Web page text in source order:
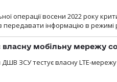
операції восени 2022 року
передавати інформацію в режимі
мобільну мережу
ЗСУ тестує власну LTE-мережу